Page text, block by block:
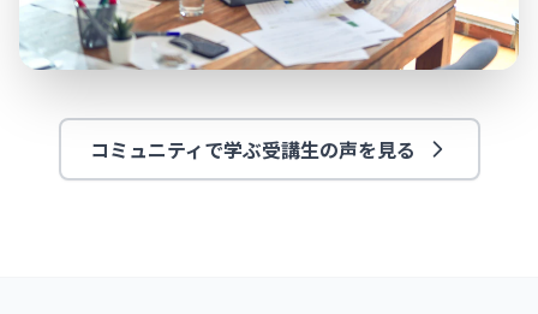
コミュニティで学ぶ受講生の声を見る